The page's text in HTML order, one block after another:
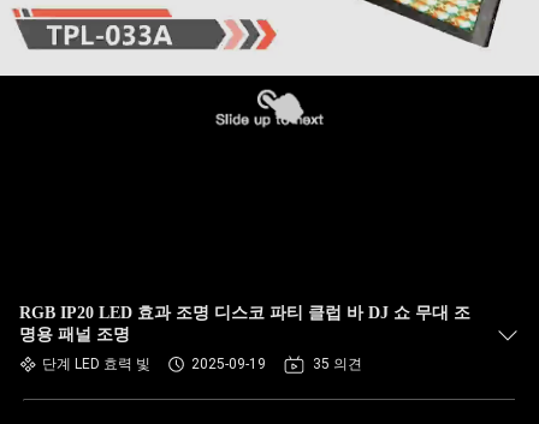
RGB IP20 LED 효과 조명 디스코 파티 클럽 바 DJ 쇼 무대 조
명용 패널 조명
단계 LED 효력 빛 2025-09-19 35 의견